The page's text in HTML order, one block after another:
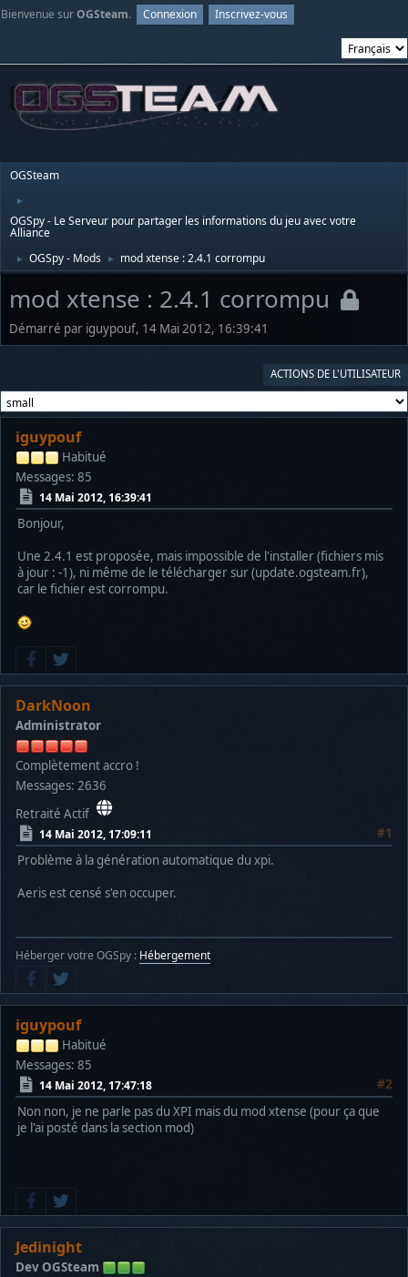
Bienvenue surOGSteam. Connexion Inscrivez-vous
OGSteam
►
OGSpy - Le Serveur pour partager les informations du jeu avec votre
Alliance
► OGSpy - Mods ► mod xtense : 2.4.1 corrompu
mod xtense : 2.4.1 corrompu
Démarré par iguypouf, 14 Mai 2012, 16:39:41
ACTIONS DE L'UTILISATEUR
iguypouf
Habitué
Messages: 85
14 Mai 2012, 16:39:41
Bonjour,
Une 2.4.1 est proposée, mais impossible de l'installer (fichiers mis
à jour : -1), ni même de le télécharger sur (update.ogsteam.fr),
car le fichier est corrompu.
DarkNoon
Administrator
Complètement accro !
Messages: 2636
Retraité Actif
14 Mai 2012, 17:09:11
#1
Problème à la génération automatique du xpi.
Aeris est censé s'en occuper.
Héberger votre OGSpy : Hébergement
iguypouf
Habitué
Messages: 85
14 Mai 2012, 17:47:18
#2
Non non, je ne parle pas du XPI mais du mod xtense (pour ça que
je l'ai posté dans la section mod)
Jedinight
Dev OGSteam